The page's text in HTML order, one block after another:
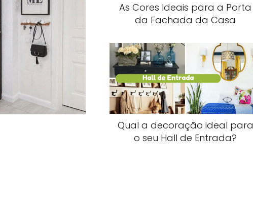
As Cores Ideais para a Porta
da Fachada da Casa
Qual a decoração ideal para
o seu Hall de Entrada?